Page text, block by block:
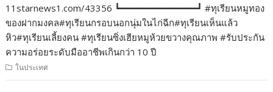
11starnews1.com/43356 ┗━━━━━━━━━━━━━━┛ #ทุเรียนหมูทอง
ของฝากมงคล#ทุเรียนกรอบนอกนุ่มในไก่ฉีก#ทุเรียนเห็นแล้ว
หิว#ทุเรียนเลี้ยงคน #ทุเรียนซิ่งเฮียหมูห้วยขวางคุณภาพ #รับประกัน
ความอร่อยระดับมืออาชีพเกินกว่า 10 ปี
ในประเทศ